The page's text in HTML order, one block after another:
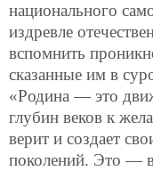
национального
издревле
вспомнить
сказанные им в
«Родина — это
глубин веков к
верит и создает
поколений. Это —